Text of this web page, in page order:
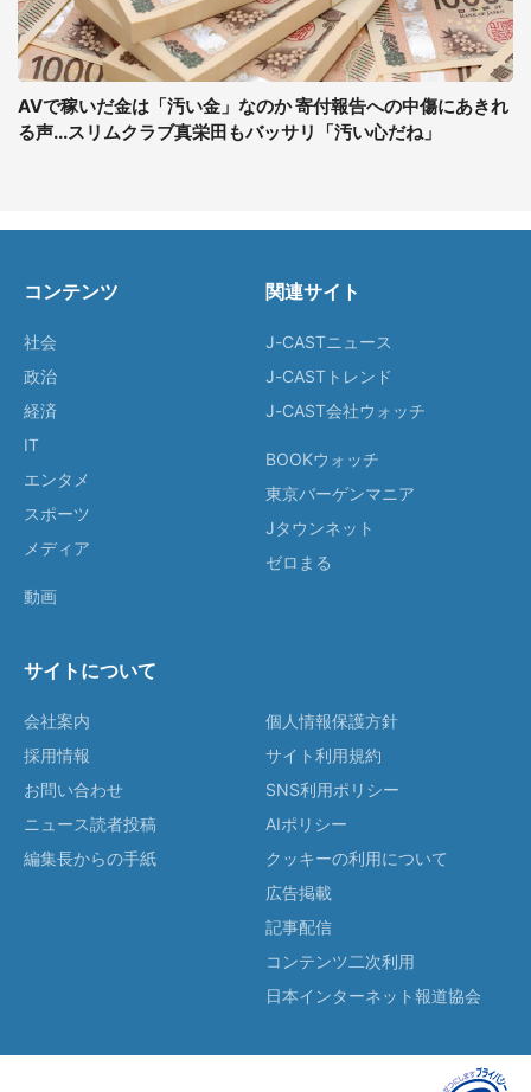
AVで稼いだ金は「汚い金」なのか 寄付報告への中傷にあきれ
る声...スリムクラブ真栄田もバッサリ「汚い心だね」
コンテンツ
社会
政治
経済
IT
エンタメ
スポーツ
メディア
動画
関連サイト
J-CASTニュース
J-CASTトレンド
J-CAST会社ウォッチ
BOOKウォッチ
東京バーゲンマニア
Jタウンネット
ゼロまる
サイトについて
会社案内
採用情報
お問い合わせ
ニュース読者投稿
編集長からの手紙
個人情報保護方針
サイト利用規約
SNS利用ポリシー
AIポリシー
クッキーの利用について
広告掲載
記事配信
コンテンツ二次利用
日本インターネット報道協会